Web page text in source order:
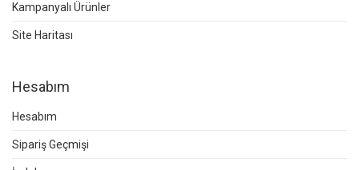
Kampanyalı Ürünler
Site Haritası
Hesabım
Hesabım
Sipariş Geçmişi